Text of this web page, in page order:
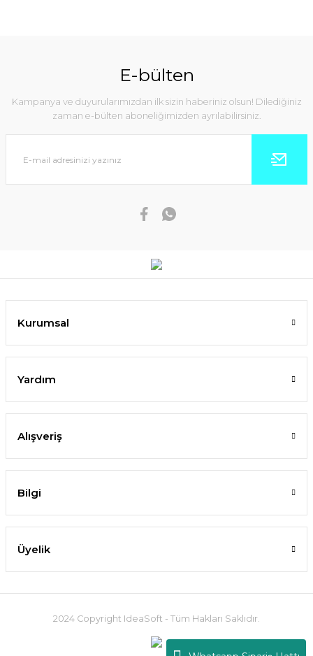
E-bülten
Kampanya ve duyurularımızdan ilk sizin haberiniz olsun! Dilediğiniz
zaman e-bülten aboneliğimizden ayrılabilirsiniz.
Kurumsal
Yardım
Alışveriş
Bilgi
Üyelik
2024 Copyright IdeaSoft - Tüm Hakları Saklıdır.